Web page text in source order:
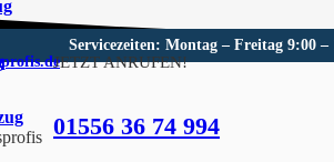
Servicezeiten: Montag – Freitag 9:00 –
JETZT ANRUFEN!
01556 36 74 994
für
Umzugsunternehmen für